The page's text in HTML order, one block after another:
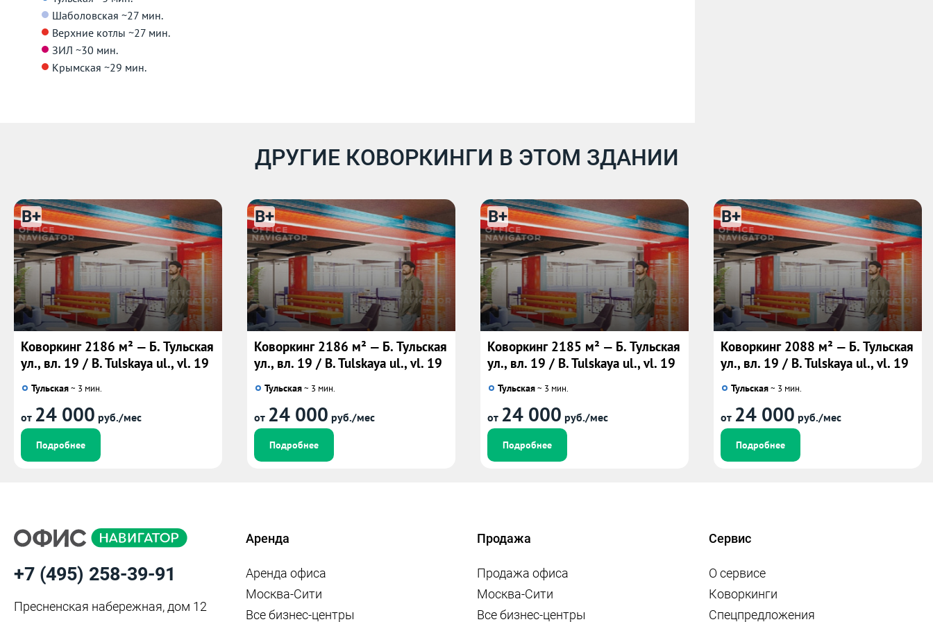
Шаболовская ~27 мин.
Верхние котлы ~27 мин.
ЗИЛ ~30 мин.
Крымская ~29 мин.
ДРУГИЕ КОВОРКИНГИ В ЭТОМ ЗДАНИИ
B+
Коворкинг 2186 м² — Б. Тульская
ул., вл. 19 / B. Tulskaya ul., vl. 19
Тульская~ 3 мин.
от 24 000 руб./мес
Подробнее
B+
Коворкинг 2186 м² — Б. Тульская
ул., вл. 19 / B. Tulskaya ul., vl. 19
Тульская~ 3 мин.
от 24 000 руб./мес
Подробнее
B+
Коворкинг 2185 м² — Б. Тульская
ул., вл. 19 / B. Tulskaya ul., vl. 19
Тульская~ 3 мин.
от 24 000 руб./мес
Подробнее
B+
Коворкинг 2088 м² — Б. Тульская
ул., вл. 19 / B. Tulskaya ul., vl. 19
Тульская~ 3 мин.
от 24 000 руб./мес
Подробнее
+7 (495) 258-39-91
Пресненская набережная, дом 12
Аренда
Аренда офиса
Москва-Сити
Все бизнес-центры
Продажа
Продажа офиса
Москва-Сити
Все бизнес-центры
Сервис
О сервисе
Коворкинги
Спецпредложения